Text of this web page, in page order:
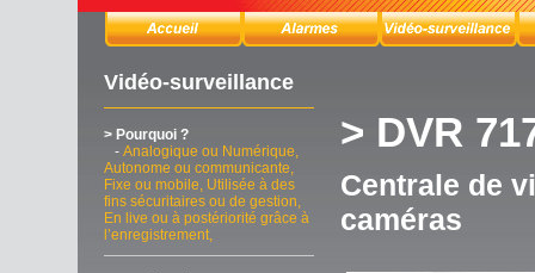
Vidéo-surveillance
> Pourquoi ?
- Analogique ou Numérique,
Autonome ou communicante,
Fixe ou mobile, Utilisée à des
fins sécuritaires ou de gestion,
En live ou à postériorité grâce à
l’enregistrement,
> DVR
Centrale de
caméras